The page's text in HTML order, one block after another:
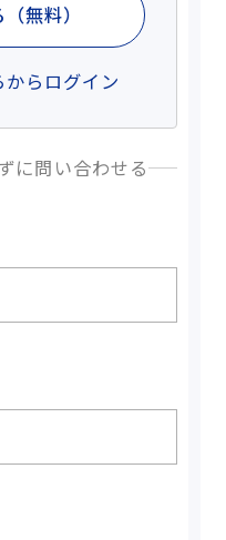
無料）
からログイン
に問い合わせる